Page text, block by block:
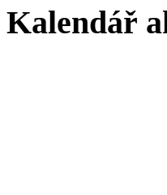
Kalendář